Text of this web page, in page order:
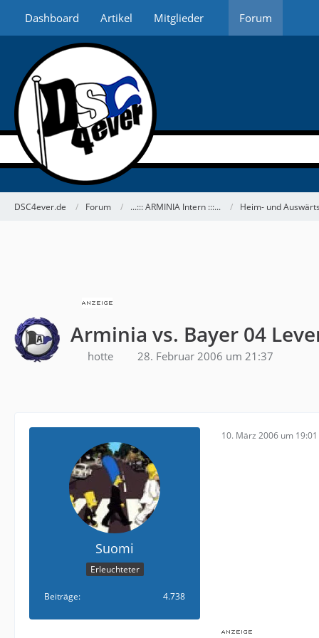
Dashboard Artikel Mitglieder Forum
DSC4ever.de Forum ...::: ARMINIA Intern :::... Heim- und
Arminia vs. Bayer 04
hotte 28. Februar 2006 um 21:37
Suomi
Erleuchteter
Beiträge 4.738
10. März 2006 um 19:01